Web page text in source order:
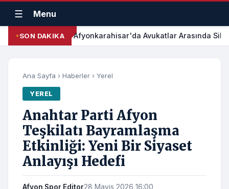
☰ Menu
SON DAKIKA Afyonkarahisar'da Avukatlar Arasında
Ana Sayfa › Haberler › Yerel
YEREL
Anahtar Parti Afyon
Teşkilatı Bayramlaşma
Etkinliği: Yeni Bir Siyaset
Anlayışı Hedefi
Afyon Spor Editor28 Mayis 2026 16:00